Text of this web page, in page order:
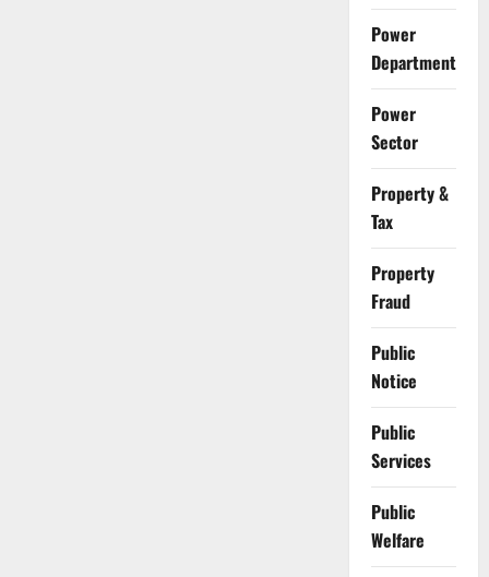
Power
Department
Power
Sector
Property &
Tax
Property
Fraud
Public
Notice
Public
Services
Public
Welfare